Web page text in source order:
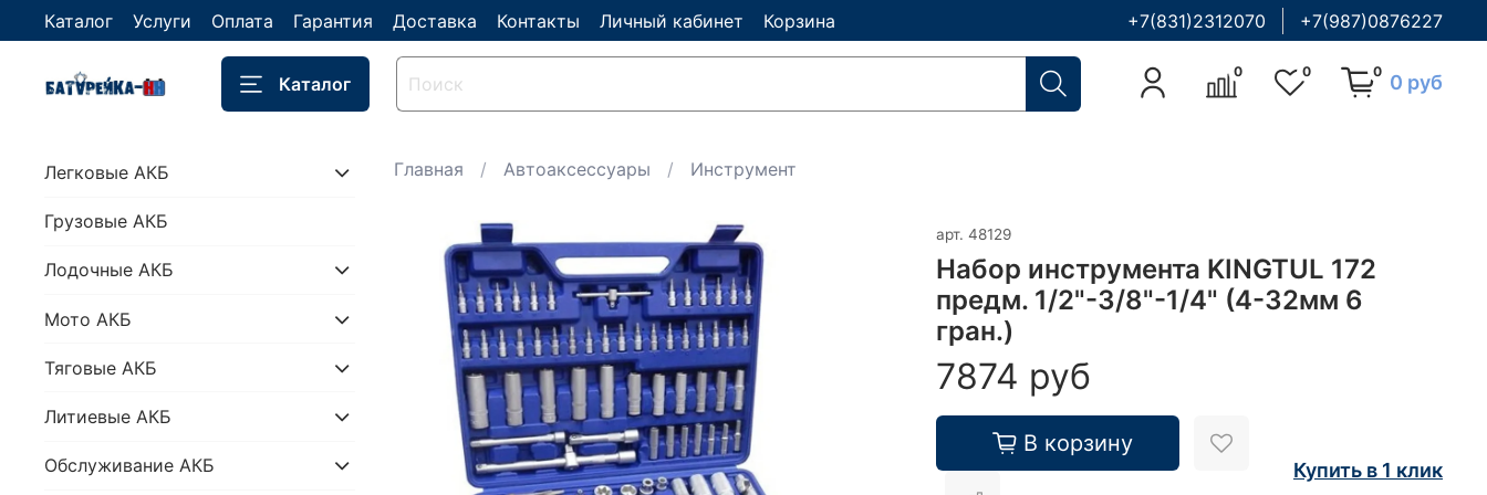
Каталог Услуги Оплата Гарантия Доставка Контакты Личный кабинет Корзина +7(831)2312070 +7(987)0876227
Каталог
0 0 0 0 руб
Главная Автоаксессуары Инструмент
арт. 48129
Набор инструмента KINGTUL 172
предм. 1/2"-3/8"-1/4" (4-32мм 6
гран.)
7874 руб
В корзину
Купить в 1 клик
Легковые АКБ
Грузовые АКБ
Лодочные АКБ
Мото АКБ
Тяговые АКБ
Литиевые АКБ
Обслуживание АКБ